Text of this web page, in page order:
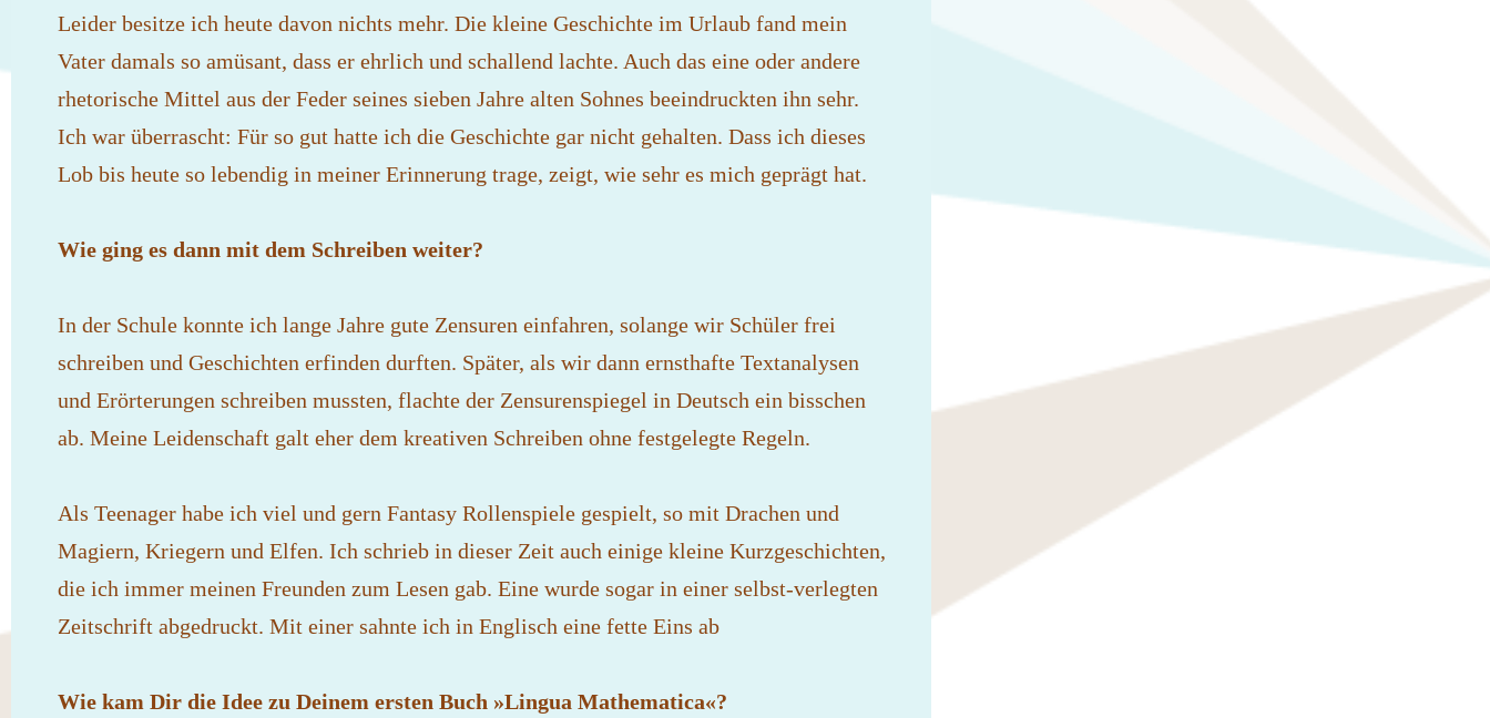
Leider besitze ich heute davon nichts mehr. Die kleine Geschichte im Urlaub fand mein
Vater damals so amüsant, dass er ehrlich und schallend lachte. Auch das eine oder andere
rhetorische Mittel aus der Feder seines sieben Jahre alten Sohnes beeindruckten ihn sehr.
Ich war überrascht: Für so gut hatte ich die Geschichte gar nicht gehalten. Dass ich dieses
Lob bis heute so lebendig in meiner Erinnerung trage, zeigt, wie sehr es mich geprägt hat.
Wie ging es dann mit dem Schreiben weiter?
In der Schule konnte ich lange Jahre gute Zensuren einfahren, solange wir Schüler frei
schreiben und Geschichten erfinden durften. Später, als wir dann ernsthafte Textanalysen
und Erörterungen schreiben mussten, flachte der Zensurenspiegel in Deutsch ein bisschen
ab. Meine Leidenschaft galt eher dem kreativen Schreiben ohne festgelegte Regeln.
Als Teenager habe ich viel und gern Fantasy Rollenspiele gespielt, so mit Drachen und
Magiern, Kriegern und Elfen. Ich schrieb in dieser Zeit auch einige kleine Kurzgeschichten,
die ich immer meinen Freunden zum Lesen gab. Eine wurde sogar in einer selbst-verlegten
Zeitschrift abgedruckt. Mit einer sahnte ich in Englisch eine fette Eins ab
Wie kam Dir die Idee zu Deinem ersten Buch »Lingua Mathematica«?